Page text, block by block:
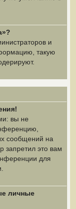
и
такую
вы не
сообщений на
запретил это вам
для
личные